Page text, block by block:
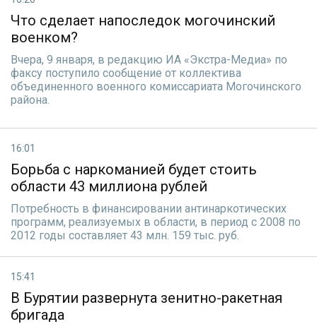
Что сделает напоследок могочинский
военком?
Вчера, 9 января, в редакцию ИА «Экстра-Медиа» по
факсу поступило сообщение от коллектива
объединенного военного комиссариата Могочинского
района.
16:01
Борьба с наркоманией будет стоить
области 43 миллиона рублей
Потребность в финансировании антинаркотических
программ, реализуемых в области, в период с 2008 по
2012 годы составляет 43 млн. 159 тыс. руб.
15:41
В Бурятии развернута зенитно-ракетная
бригада